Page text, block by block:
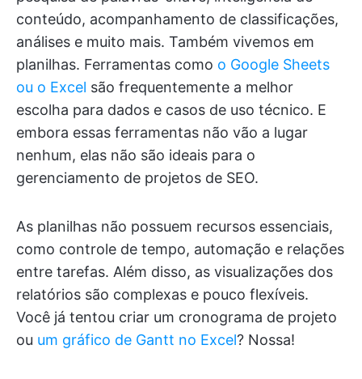
conteúdo, acompanhamento de classificações,
análises e muito mais. Também vivemos em
planilhas. Ferramentas como o Google Sheets
ou o Excel são frequentemente a melhor
escolha para dados e casos de uso técnico. E
embora essas ferramentas não vão a lugar
nenhum, elas não são ideais para o
gerenciamento de projetos de SEO.
As planilhas não possuem recursos essenciais,
como controle de tempo, automação e relações
entre tarefas. Além disso, as visualizações dos
relatórios são complexas e pouco flexíveis.
Você já tentou criar um cronograma de projeto
ou um gráfico de Gantt no Excel? Nossa!